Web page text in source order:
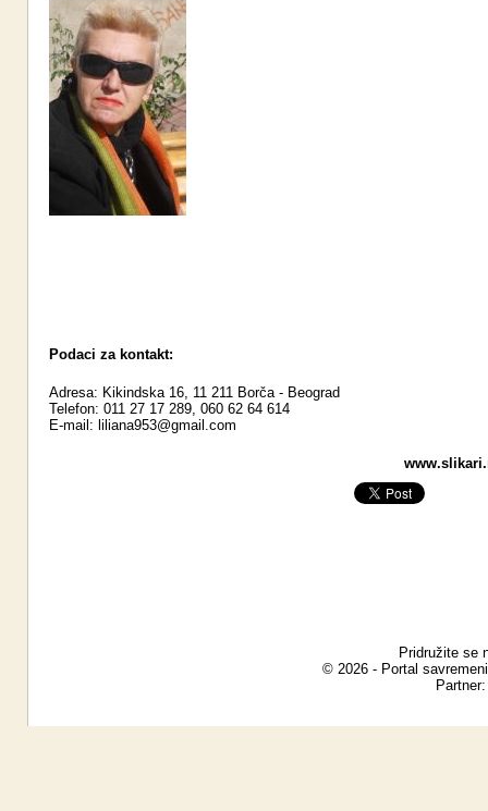
Podaci za kontakt:
Adresa: Kikindska 16, 11 211 Borča - Beograd
Telefon: 011 27 17 289, 060 62 64 614
E-mail: liliana953@gmail.com
Pridružite se
© 2026 - Portal